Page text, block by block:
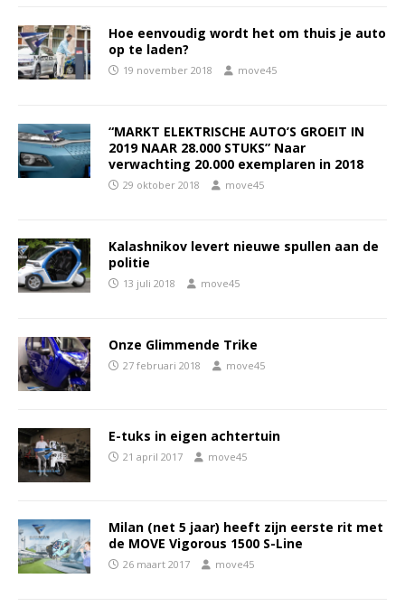
Hoe eenvoudig wordt het om thuis je auto
op te laden?
19 november 2018 move45
“MARKT ELEKTRISCHE AUTO’S GROEIT IN
2019 NAAR 28.000 STUKS” Naar
verwachting 20.000 exemplaren in 2018
29 oktober 2018 move45
Kalashnikov levert nieuwe spullen aan de
politie
13 juli 2018 move45
Onze Glimmende Trike
27 februari 2018 move45
E-tuks in eigen achtertuin
21 april 2017 move45
Milan (net 5 jaar) heeft zijn eerste rit met
de MOVE Vigorous 1500 S-Line
26 maart 2017 move45